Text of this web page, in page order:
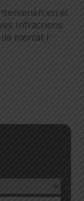
en el
Infraccions
mercat i